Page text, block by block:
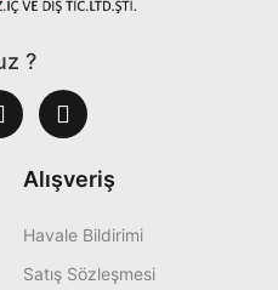
?
Alışveriş
Havale Bildirimi
Satış Sözleşmesi